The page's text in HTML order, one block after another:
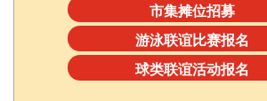
市集摊位招募
游泳联谊比赛报名
球类联谊活动报名